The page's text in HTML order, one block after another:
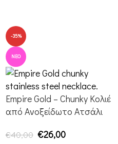
-35%
ΝΈΟ
Empire Gold – Chunky Κολιέ
από Ανοξείδωτο Ατσάλι
€40,00 €26,00